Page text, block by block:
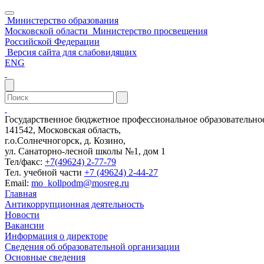
Министерство образования
Московской области Министерство просвещения
Российской Федерации
Версия сайта для слабовидящих
ENG
Государственное бюджетное профессиональное
141542, Московская область,
г.о.Солнечногорск, д. Козино,
ул. Санаторно-лесной школы №1, дом 1
Тел/факс: +7(49624) 2-77-79
Тел. учебной части +7 (49624) 2-44-27
Email: mo_kollpodm@mosreg.ru
Главная
Антикоррупционная деятельность
Новости
Вакансии
Информация о директоре
Сведения об образовательной организации
Основные сведения